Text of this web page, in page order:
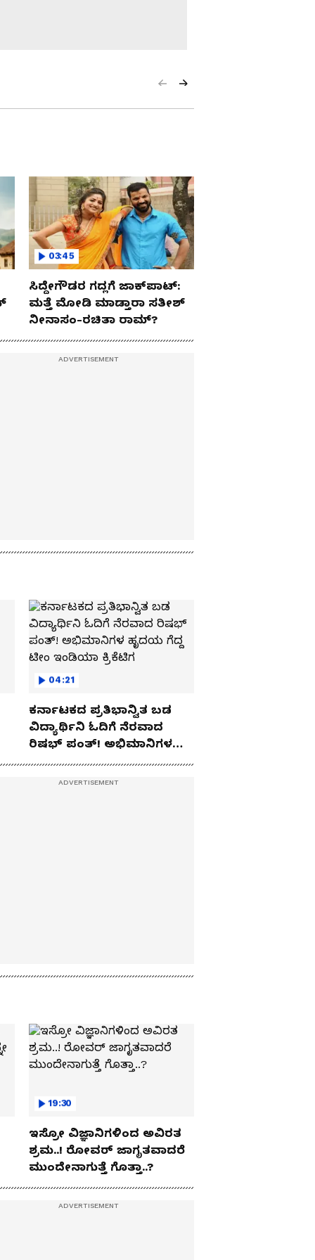
ಬಂಗಾರವೇ ವಿಲನ್!
ಶಾಸಕರು
ಸಾಲ ಮಾಡಿ ತುಪ್ಪ
ತಿನ್ನಿಸಬೇಕಾ ಮುಖ್ಯಮಂತ್ರಿ
ವಿಜಯ್? ಏನ್ ಮಾಡ್ತಾರೆ
ದಳಪತಿ ?
03:45
ಸಿದ್ದೇಗೌಡರ ಗದ್ಲಗೆ ಜಾಕ್​ಪಾಟ್:
ಮತ್ತೆ ಮೋಡಿ ಮಾಡ್ತಾರಾ ಸತೀಶ್​
ನೀನಾಸಂ-ರಚಿತಾ ರಾಮ್?
04:21
ಕರ್ನಾಟಕದ ಪ್ರತಿಭಾನ್ವಿತ ಬಡ
ವಿದ್ಯಾರ್ಥಿನಿ ಓದಿಗೆ ನೆರವಾದ
ರಿಷಭ್ ಪಂತ್! ಅಭಿಮಾನಿಗಳ
19:30
ಇಸ್ರೋ ವಿಜ್ಞಾನಿಗಳಿಂದ ಅವಿರತ
ಶ್ರಮ..! ರೋವರ್ ಜಾಗೃತವಾದರೆ
ಮುಂದೇನಾಗುತ್ತೆ ಗೊತ್ತಾ..?